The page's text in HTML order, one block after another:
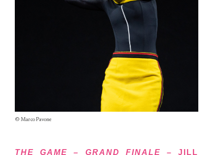
© Marco Pavone
THE GAME – GRAND FINALE – JILL